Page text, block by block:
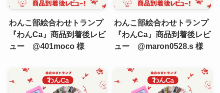
わんこ部絵合わせトランプ
『わんCa』商品到着後レビ
ュー @401moco 様
わんこ部絵合わせトランプ
『わんCa』商品到着後レビ
ュー @maron0528.s 様